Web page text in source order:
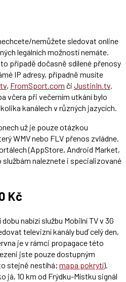
nemůžete sledovat online
legálních možností nemáte.
případě dočasně sdílené přenosy
IP adresy, případně musíte
, FromSport.com či JustinIn.tv.
včera při večerním utkání bylo
kanálech v různých jazycích.
už je pouze otázkou
WMV nebo FLV přenos zvládne.
(AppStore, Android Market,
naleznete i specializované
Kč
nabízí službu Mobilní TV v 3G
televizní kanály buď celý den,
je v rámci propagace této
jste pouze dostupným
stejně nestíhá; mapa pokrytí).
já, 10 km od Frýdku-Místku signál